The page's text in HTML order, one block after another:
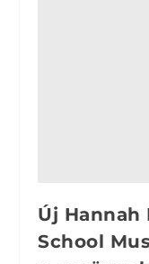
Új Hannah
School